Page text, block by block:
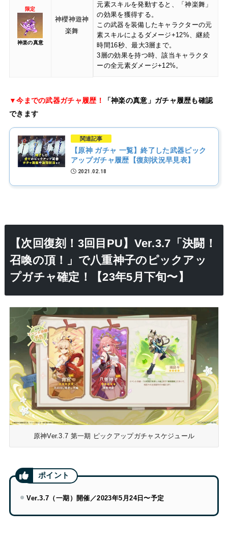
限定
神楽の真意
神櫻神遊神
楽舞
元素スキルを発動すると、「神楽舞」
の効果を獲得する。
この武器を装備したキャラクターの元
素スキルによるダメージ+12%、継続
時間16秒、最大3層まで。
3層の効果を持つ時、該当キャラクタ
ーの全元素ダメージ+12%。
▼今までの武器ガチャ履歴！
「神楽の真意」ガチャ履歴も確認
できます
関連記事
【原神 ガチャ 一覧】終了した武器ピック
アップガチャ履歴【復刻状況早見表】
2021.02.18
【次回復刻！3回目PU】Ver.3.7「決闘！
召喚の頂！」で八重神子のピックアッ
プガチャ確定！【23年5月下旬〜】
原神Ver.3.7 第一期 ピックアップガチャスケジュール
Ver.3.7（一期）開催／2023年5月24日〜予定